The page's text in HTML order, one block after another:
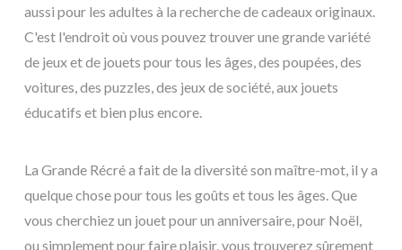
aussi pour les adultes à la recherche de cadeaux originaux.
C'est l'endroit où vous pouvez trouver une grande variété
de jeux et de jouets pour tous les âges, des poupées, des
voitures, des puzzles, des jeux de société, aux jouets
éducatifs et bien plus encore.
La Grande Récré a fait de la diversité son maître-mot, il y a
quelque chose pour tous les goûts et tous les âges. Que
vous cherchiez un jouet pour un anniversaire, pour Noël,
ou simplement pour faire plaisir, vous trouverez sûrement